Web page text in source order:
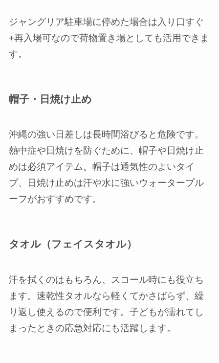
ジャングリア駐車場に停めた場合は入り口すぐ
+再入場可なので荷物置き場としても活用できま
す。
帽子・日焼け止め
沖縄の強い日差しは長時間浴びると危険です。
熱中症や日焼けを防ぐために、帽子や日焼け止
めは必須アイテム。帽子は通気性のよいタイ
プ、日焼け止めは汗や水に強いウォータープル
ーフがおすすめです。
タオル（フェイスタオル）
汗を拭くのはもちろん、スコール時にも役立ち
ます。速乾性タオルなら軽くてかさばらず、繰
り返し使えるので便利です。子どもが濡れてし
まったときの応急対応にも活躍します。